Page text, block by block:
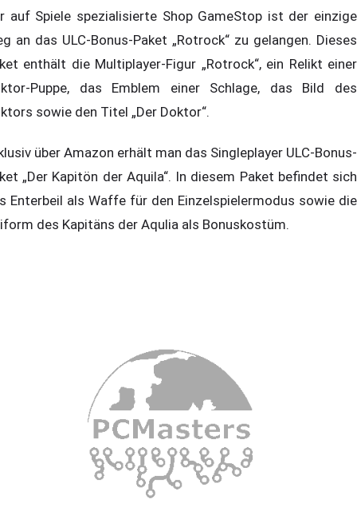
auf Spiele spezialisierte Shop GameStop ist der einzige
an das ULC-Bonus-Paket „Rotrock“ zu gelangen. Dieses
enthält die Multiplayer-Figur „Rotrock“, ein Relikt einer
Puppe, das Emblem einer Schlage, das Bild des
sowie den Titel „Der Doktor“.
über Amazon erhält man das Singleplayer ULC-Bonus-
„Der Kapitön der Aquila“. In diesem Paket befindet sich
Enterbeil als Waffe für den Einzelspielermodus sowie die
des Kapitäns der Aqulia als Bonuskostüm.